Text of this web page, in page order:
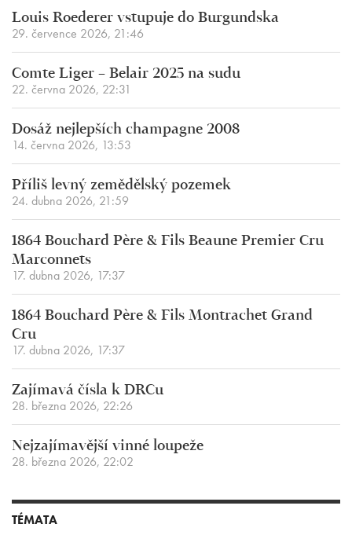
Louis Roederer vstupuje do Burgundska
29. července 2026, 21:46
Comte Liger – Belair 2025 na sudu
22. června 2026, 22:31
Dosáž nejlepších champagne 2008
14. června 2026, 13:53
Příliš levný zemědělský pozemek
24. dubna 2026, 21:59
1864 Bouchard Père & Fils Beaune Premier Cru
Marconnets
17. dubna 2026, 17:37
1864 Bouchard Père & Fils Montrachet Grand
Cru
17. dubna 2026, 17:37
Zajímavá čísla k DRCu
28. března 2026, 22:26
Nejzajímavější vinné loupeže
28. března 2026, 22:02
TÉMATA